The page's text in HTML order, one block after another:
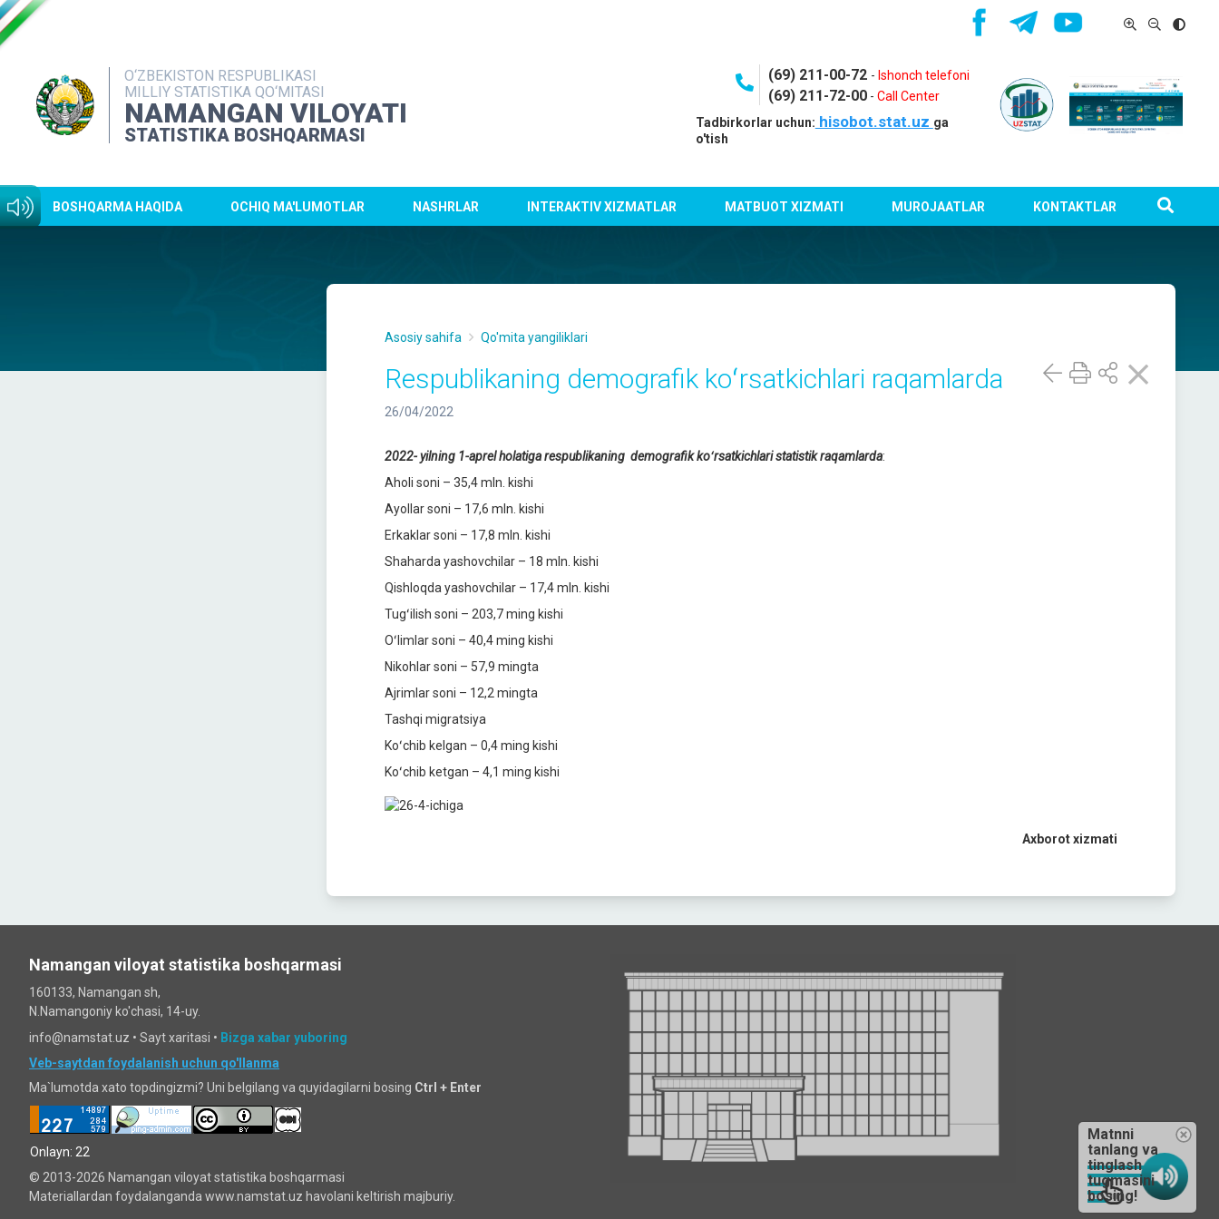
O‘ZBEKISTON RESPUBLIKASI
MILLIY STATISTIKA QO‘MITASI
NAMANGAN VILOYATI
STATISTIKA BOSHQARMASI
(69) 211-00-72 - Ishonch telefoni
(69) 211-72-00- Call Center
Tadbirkorlar uchun: hisobot.stat.uz ga
o'tish
BOSHQARMA HAQIDA OCHIQ MA'LUMOTLAR NASHRLAR INTERAKTIV XIZMATLAR MATBUOT XIZMATI MUROJAATLAR KONTAKTLAR
Asosiy sahifa Qo'mita yangiliklari
Respublikaning demografik koʻrsatkichlari raqamlarda
26/04/2022
2022-yilning 1-aprel holatiga respublikaning demografik koʻrsatkichlari statistik raqamlarda:
Aholi soni – 35,4 mln. kishi
Ayollar soni – 17,6 mln. kishi
Erkaklar soni – 17,8 mln. kishi
Shaharda yashovchilar – 18 mln. kishi
Qishloqda yashovchilar – 17,4 mln. kishi
Tugʻilish soni – 203,7 ming kishi
Oʻlimlar soni – 40,4 ming kishi
Nikohlar soni – 57,9 mingta
Ajrimlar soni – 12,2 mingta
Tashqi migratsiya
Koʻchib kelgan – 0,4 ming kishi
Koʻchib ketgan – 4,1 ming kishi
Axborot xizmati
Namangan viloyat statistika boshqarmasi
160133, Namangan sh,
N.Namangoniy ko'chasi, 14-uy.
info@namstat.uz • Sayt xaritasi • Bizga xabar yuboring
Veb-saytdan foydalanish uchun qo'llanma
Ma`lumotda xato topdingizmi? Uni belgilang va quyidagilarni bosing Ctrl + Enter
Onlayn: 22
© 2013-2026 Namangan viloyat statistika boshqarmasi
Materiallardan foydalanganda www.namstat.uz havolani keltirish majburiy.
Matnni
tanlang va
tinglash
tugmasini
bosing!